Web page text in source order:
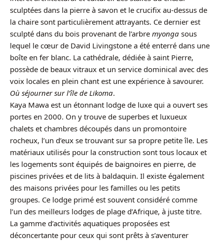
sculptées dans la pierre à savon et le crucifix au-dessus de
la chaire sont particulièrement attrayants. Ce dernier est
sculpté dans du bois provenant de l’arbre myonga sous
lequel le cœur de David Livingstone a été enterré dans une
boîte en fer blanc. La cathédrale, dédiée à saint Pierre,
possède de beaux vitraux et un service dominical avec des
voix locales en plein chant est une expérience à savourer.
Où séjourner sur l’île de Likoma.
Kaya Mawa est un étonnant lodge de luxe qui a ouvert ses
portes en 2000. On y trouve de superbes et luxueux
chalets et chambres découpés dans un promontoire
rocheux, l’un d’eux se trouvant sur sa propre petite île. Les
matériaux utilisés pour la construction sont tous locaux et
les logements sont équipés de baignoires en pierre, de
piscines privées et de lits à baldaquin. Il existe également
des maisons privées pour les familles ou les petits
groupes. Ce lodge primé est souvent considéré comme
l’un des meilleurs lodges de plage d’Afrique, à juste titre.
La gamme d’activités aquatiques proposées est
déconcertante pour ceux qui sont prêts à s’aventurer